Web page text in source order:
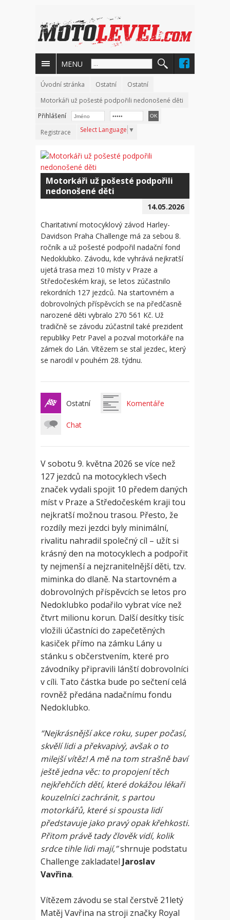
MENU
Úvodní stránka Ostatní
Ostatní
Motorkáři už pošesté podpořili nedonošené děti
Přihlášení
Registrace
Select Language ▼
Motorkáři už pošesté podpořili
nedonošené děti
14.05.2026
Charitativní motocyklový závod Harley-
Davidson Praha Challenge má za sebou 8.
ročník a už pošesté podpořil nadační fond
Nedoklubko. Závodu, kde vyhrává nejkratší
ujetá trasa mezi 10 místy v Praze a
Středočeském kraji, se letos zúčastnilo
rekordních 127 jezdců. Na startovném a
dobrovolných příspěvcích se na předčasně
narozené děti vybralo 270 561 Kč. Už
tradičně se závodu zúčastnil také prezident
republiky Petr Pavel a pozval motorkáře na
zámek do Lán. Vítězem se stal jezdec, který
se narodil v pouhém 28. týdnu.
Ostatní Komentáře
Chat
V sobotu 9. května 2026 se více než
127 jezdců na motocyklech všech
značek vydali spojit 10 předem daných
míst v Praze a Středočeském kraji tou
nejkratší možnou trasou. Přesto, že
rozdíly mezi jezdci byly minimální,
rivalitu nahradil společný cíl – užít si
krásný den na motocyklech a podpořit
ty nejmenší a nejzranitelnější děti, tzv.
miminka do dlaně. Na startovném a
dobrovolných příspěvcích se letos pro
Nedoklubko podařilo vybrat více než
čtvrt milionu korun. Další desítky tisíc
vložili účastníci do zapečetěných
kasiček přímo na zámku Lány u
stánku s občerstvením, které pro
závodníky připravili lánští dobrovolníci
v cíli. Tato částka bude po sečtení celá
rovněž předána nadačnímu fondu
Nedoklubko.
“Nejkrásnější akce roku, super počasí,
skvělí lidi a překvapivý, avšak o to
milejší vítěz! A mě na tom strašně baví
ještě jedna věc: to propojení těch
nejkřehčích dětí, které dokážou lékaři
kouzelníci zachránit, s partou
motorkářů, které si spousta lidí
představuje jako pravý opak křehkosti.
Přitom právě tady člověk vidí, kolik
srdce tihle lidi mají,”shrnuje podstatu
Challenge zakladatel Jaroslav
Vavřina.
Vítězem závodu se stal čerstvě 21letý
Matěj Vavřina na stroji značky Royal